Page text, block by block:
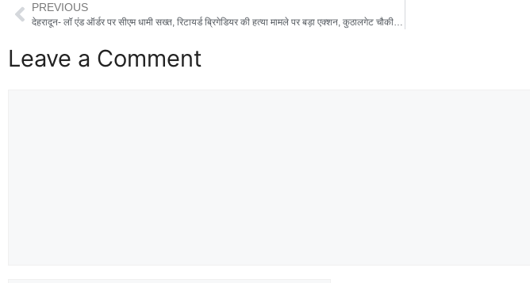
PREVIOUS
देहरादून- लॉ एंड ऑर्डर पर सीएम धामी सख्त, रिटायर्ड ब्रिगेडियर की हत्या मामले पर बड़ा एक्शन, कुठालगेट चौकी इंचार्ज और सब एक्साइज इंस्पेक्टर सस्पेंड
Leave a Comment